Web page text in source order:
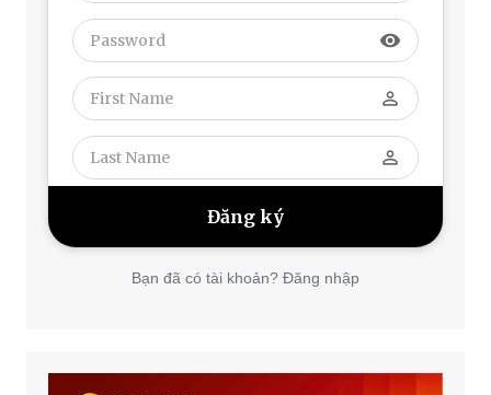
visibility
perm_identity
perm_identity
Bạn đã có tài khoản? Đăng nhập